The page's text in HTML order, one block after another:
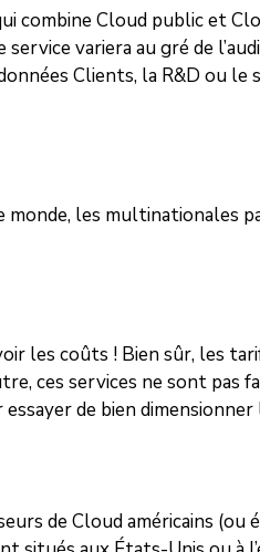
combine Cloud public et
variera au gré de
Clients, la R&D ou le
les multinationales
les coûts ! Bien sûr, les
ces services ne sont pas
de bien dimensionner
de Cloud américains (ou